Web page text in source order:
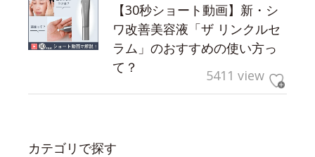
【30秒ショート動画】新・シ
ワ改善美容液「ザ リンクルセ
ラム」のおすすめの使い方っ
て？
5411 view
カテゴリで探す